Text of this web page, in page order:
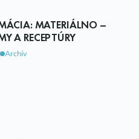
MATERIÁLNO –
A RECEPTÚRY
Archív